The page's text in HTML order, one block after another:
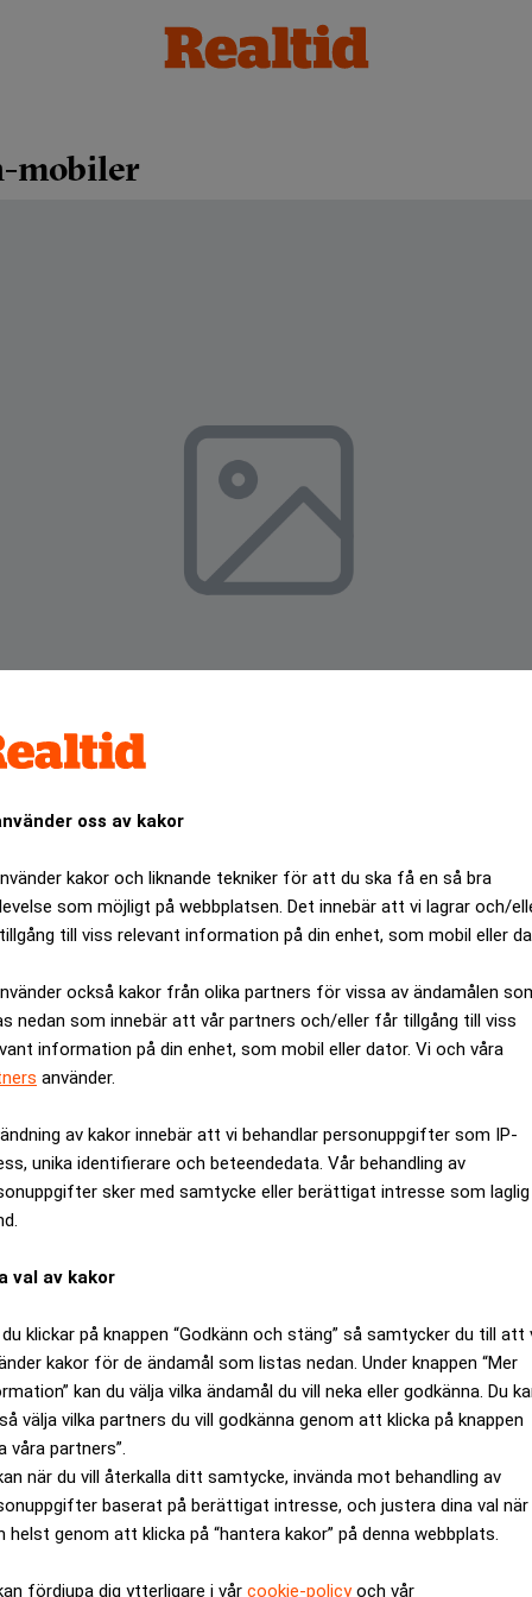
oss av kakor
kakor och liknande tekniker för att du ska få en så bra
som möjligt på webbplatsen. Det innebär att vi lagrar och/
till viss relevant information på din enhet, som mobil eller
också kakor från olika partners för vissa av ändamålen
nedan som innebär att vår partners och/eller får tillgång till viss
information på din enhet, som mobil eller dator. Vi och våra
använder.
av kakor innebär att vi behandlar personuppgifter som IP-
unika identifierare och beteendedata. Vår behandling av
sker med samtycke eller berättigat intresse som laglig
val av kakor
klickar på knappen “Godkänn och stäng” så samtycker du till att
kakor för de ändamål som listas nedan. Under knappen “Mer
kan du välja vilka ändamål du vill neka eller godkänna. Du
välja vilka partners du vill godkänna genom att klicka på knappen
våra partners”.
när du vill återkalla ditt samtycke, invända mot behandling av
baserat på berättigat intresse, och justera dina val när
helst genom att klicka på “hantera kakor” på denna webbplats.
fördjupa dig ytterligare i vår cookie-policyoch vår
mobiler
tre nya mobiltelefoner. S600, en avancerad
och video och allt annat som numera ska ingå i en
ANNONS
Z520, med tonvikten lagd på design.
tillfredsställa kundgruppen – de som vill ha en telefon som
mycket mer.
förrän under det tredje och fjärde kvartalen i år.